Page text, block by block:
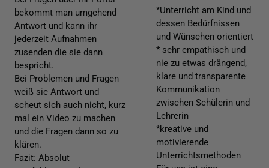
bekommt man umgehend
Antwort und kann ihr
jederzeit Aufnahmen
zusenden die sie dann
bespricht.
Bei Problemen und Fragen
weiß sie Antwort und
scheut sich auch nicht, kurz
mal ein Video zu machen
und die Fragen dann so zu
klären.
Fazit: Absolut
*Unterricht am Kind und
dessen Bedürfnissen
und Wünschen orientiert
* sehr empathisch und
nie zu etwas drängend,
klare und transparente
Kommunikation
zwischen Schülerin und
Lehrerin
*kreative und
motivierende
Unterrichtsmethoden